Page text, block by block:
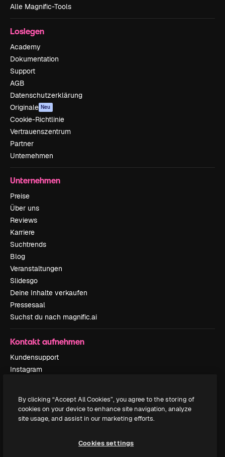
Alle Magnific-Tools
Loslegen
Academy
Dokumentation
Support
AGB
Datenschutzerklärung
Originale Neu
Cookie-Richtlinie
Vertrauenszentrum
Partner
Unternehmen
Unternehmen
Preise
Über uns
Reviews
Karriere
Suchtrends
Blog
Veranstaltungen
Slidesgo
Deine Inhalte verkaufen
Pressesaal
Suchst du nach magnific.ai
Kontakt aufnehmen
Kundensupport
Instagram
TikTok
Discord
By clicking “Accept All Cookies”, you agree to the storing of
cookies on your device to enhance site navigation, analyze
site usage, and assist in our marketing efforts.
Cookies settings